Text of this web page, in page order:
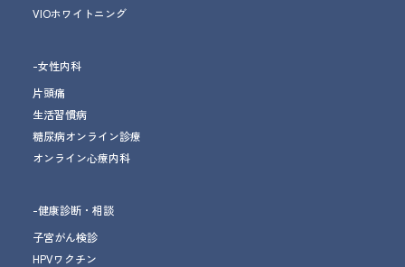
VIOホワイトニング
-女性内科
片頭痛
生活習慣病
糖尿病オンライン診療
オンライン心療内科
-健康診断・相談
子宮がん検診
HPVワクチン